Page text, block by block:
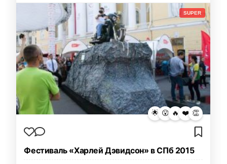
SUPER
🌟 😮 🔥 ❤️ 👏
Фестиваль «Харлей Дэвидсон» в СПб 2015